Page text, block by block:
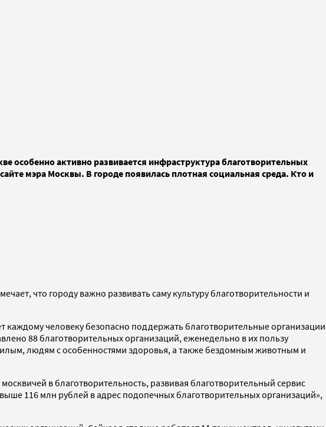
особенно активно развивается инфраструктура благотворительных
мэра Москвы. В городе появилась плотная социальная среда. Кто и
что городу важно развивать саму культуру благотворительности и
каждому человеку безопасно поддержать благотворительные организации
88 благотворительных организаций, еженедельно в их пользу
людям с особенностями здоровья, а также бездомным животным и
в благотворительность, развивая благотворительный сервис
116 млн рублей в адрес подопечных благотворительных организаций»,